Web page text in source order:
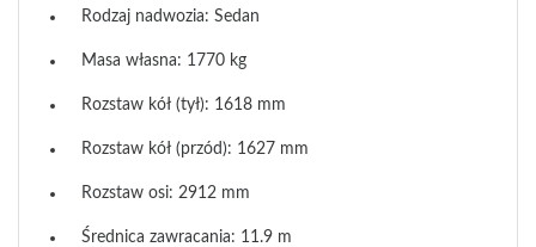
Rodzaj nadwozia: Sedan
Masa własna: 1770 kg
Rozstaw kół (tył): 1618 mm
Rozstaw kół (przód): 1627 mm
Rozstaw osi: 2912 mm
Średnica zawracania: 11.9 m